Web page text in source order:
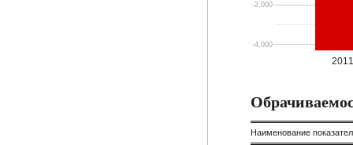
2011
-4,000
-2,000
Наименование